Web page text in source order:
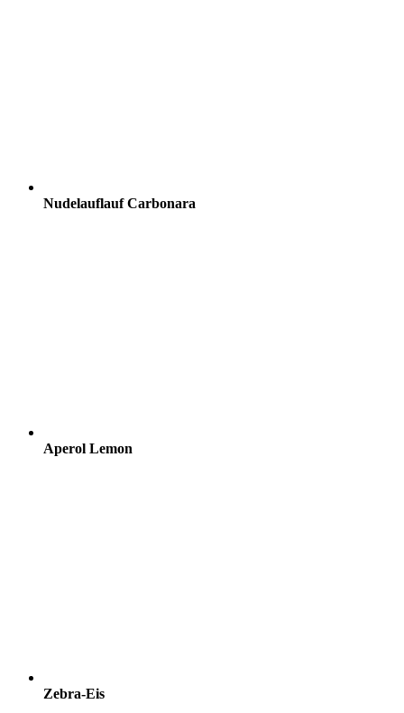
Nudelauflauf Carbonara
Aperol Lemon
Zebra-Eis